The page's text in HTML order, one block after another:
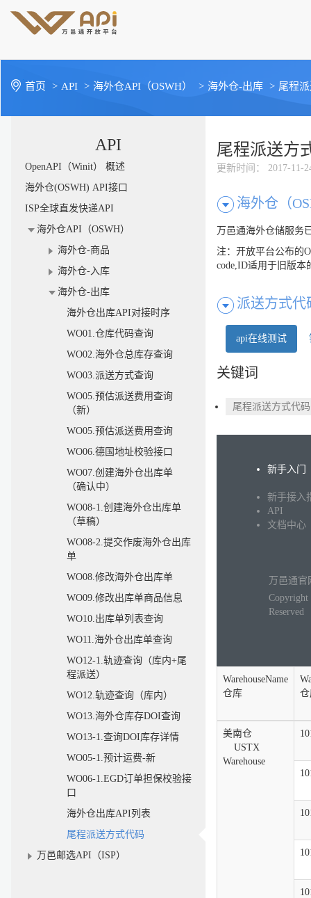
首页 > API > 海外仓API（OSWH） > 海外仓-出库 > 尾程
API
OpenAPI（Winit） 概述
海外仓(OSWH) API接口
ISP全球直发快递API
海外仓API（OSWH）
海外仓-商品
海外仓-入库
海外仓-出库
海外仓出库API对接时序
WO01.仓库代码查询
WO02.海外仓总库存查询
WO03.派送方式查询
WO05.预估派送费用查询
（新）
WO05.预估派送费用查询
WO06.德国地址校验接口
WO07.创建海外仓出库单
（确认中）
WO08-1.创建海外仓出库单
（草稿）
WO08-2.提交作废海外仓出库
单
WO08.修改海外仓出库单
WO09.修改出库单商品信息
WO10.出库单列表查询
WO11.海外仓出库单查询
WO12-1.轨迹查询（库内+尾
程派送）
WO12.轨迹查询（库内）
WO13.海外仓库存DOI查询
WO13-1.查询DOI库存详情
WO05-1.预计运费-新
WO06-1.EGD订单担保校验接
口
海外仓出库API列表
尾程派送方式代码
万邑邮选API（ISP）
尾程派送方
更新时间 ： 2017-11-
海外仓（
万邑通海外仓储服务
注：开放平台公布的
code,ID适用于旧版本
派送方式代
api在线测试
关键词
尾程派送方式代码
新手入门
新手接入
API
文档中心
万邑通官
Reserved
WarehouseName
仓库
美南仓
USTX
Warehouse